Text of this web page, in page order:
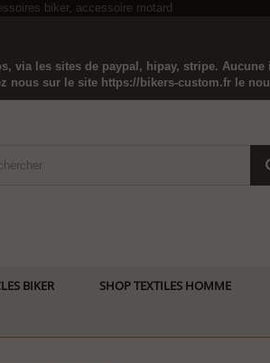
via les sites de paypal, hipay, stripe.
sur le site https://bikers-custom.fr le
BIKER SHOP TEXTILES HOMME